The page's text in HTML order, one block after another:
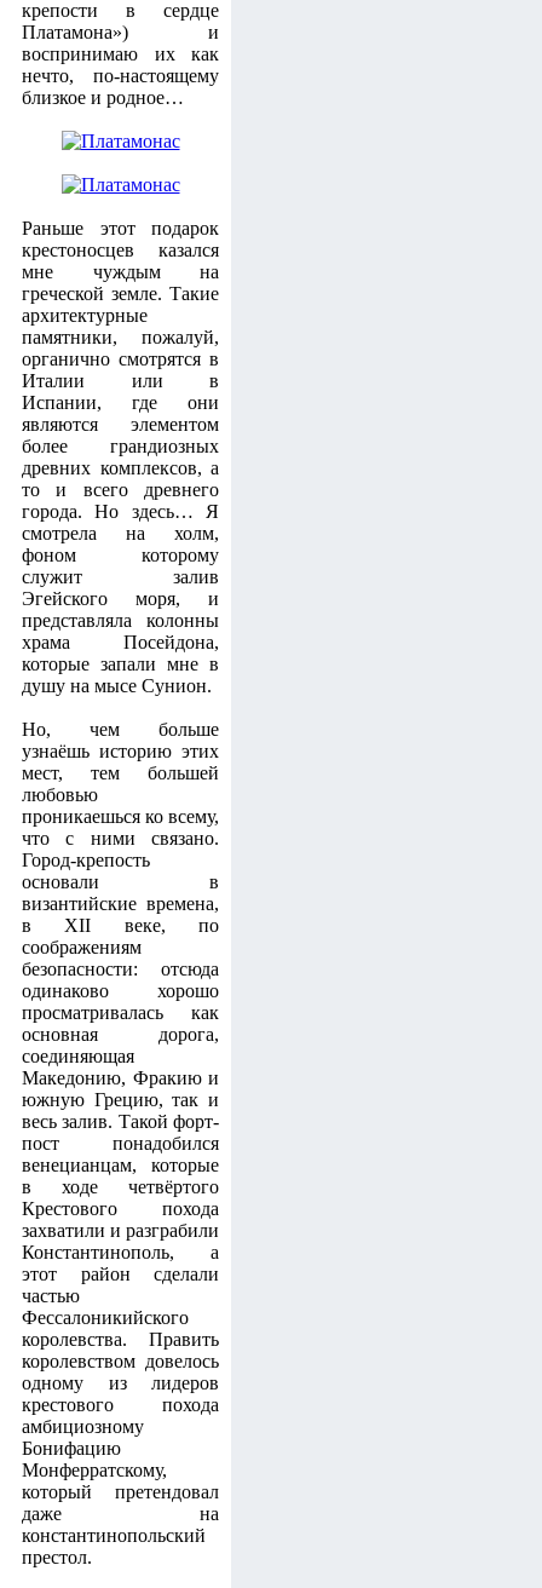
крепости в сердце
Платамона») и
воспринимаю их как
нечто, по-настоящему
близкое и родное…
Раньше этот подарок
крестоносцев казался
мне чуждым на
греческой земле. Такие
архитектурные
памятники, пожалуй,
органично смотрятся в
Италии или в
Испании, где они
являются элементом
более грандиозных
древних комплексов, а
то и всего древнего
города. Но здесь… Я
смотрела на холм,
фоном которому
служит залив
Эгейского моря, и
представляла колонны
храма Посейдона,
которые запали мне в
душу на мысе Сунион.
Но, чем больше
узнаёшь историю этих
мест, тем большей
любовью
проникаешься ко всему,
что с ними связано.
Город-крепость
основали в
византийские времена,
в XII веке, по
соображениям
безопасности: отсюда
одинаково хорошо
просматривалась как
основная дорога,
соединяющая
Македонию, Фракию и
южную Грецию, так и
весь залив. Такой форт-
пост понадобился
венецианцам, которые
в ходе четвёртого
Крестового похода
захватили и разграбили
Константинополь, а
этот район сделали
частью
Фессалоникийского
королевства. Править
королевством довелось
одному из лидеров
крестового похода
амбициозному
Бонифацию
Монферратскому,
который претендовал
даже на
константинопольский
престол.